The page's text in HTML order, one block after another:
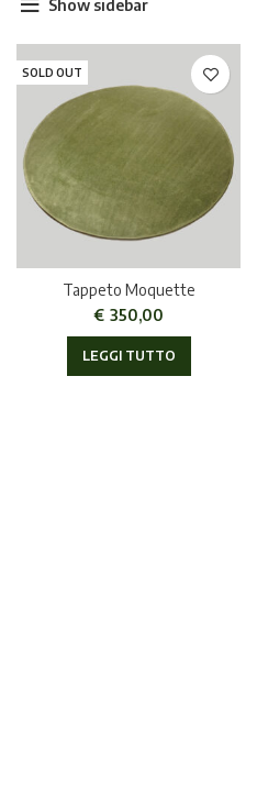
Show sidebar
SOLD OUT
Tappeto Moquette
€ 350,00
LEGGI TUTTO